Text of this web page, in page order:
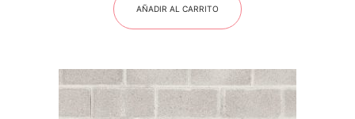
AÑADIR AL CARRITO